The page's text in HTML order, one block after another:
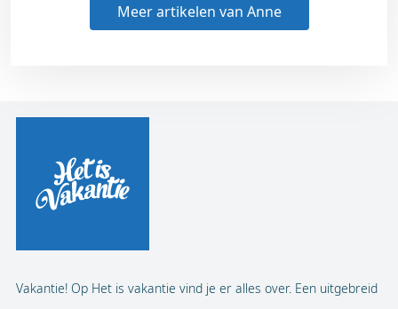
Meer artikelen van Anne
Vakantie! Op Het is vakantie vind je er alles over. Een uitgebreid